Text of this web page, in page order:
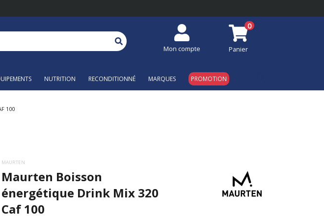
0
Panier
Mon compte
NUTRITION RECONDITIONNÉ MARQUES PROMOTION
100
MAURTEN
Maurten Boisson
énergétique Drink Mix 320
Caf 100